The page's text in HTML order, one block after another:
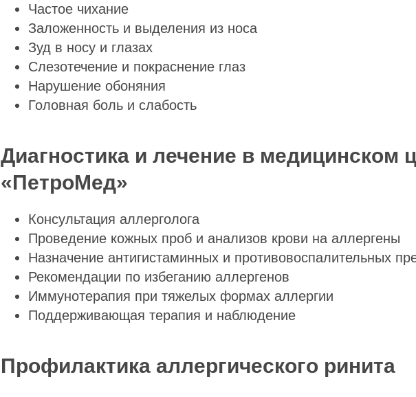
Частое чихание
Заложенность и выделения из носа
Зуд в носу и глазах
Слезотечение и покраснение глаз
Нарушение обоняния
Головная боль и слабость
Диагностика и лечение в медицинском
«ПетроМед»
Консультация аллерголога
Проведение кожных проб и анализов крови на аллергены
Назначение антигистаминных и противовоспалительных
Рекомендации по избеганию аллергенов
Иммунотерапия при тяжелых формах аллергии
Поддерживающая терапия и наблюдение
Профилактика аллергического ринита